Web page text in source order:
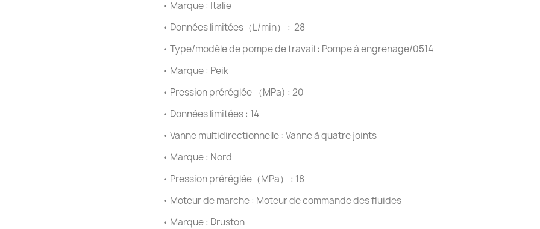
• Marque : Italie
• Données limitées（L/min） : 28
• Type/modèle de pompe de travail : Pompe à engrenage/0514
• Marque : Peik
• Pression préréglée （MPa) : 20
• Données limitées : 14
• Vanne multidirectionnelle : Vanne à quatre joints
• Marque : Nord
• Pression préréglée（MPa） : 18
• Moteur de marche : Moteur de commande des fluides
• Marque : Druston